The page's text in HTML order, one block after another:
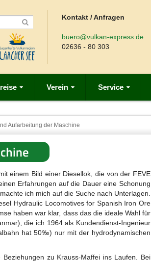
Kontakt / Anfragen
buero@vulkan-express.de
02636 - 80 303
Verein Service
Aufarbeitung der Maschine
einem Bild einer Diesellok, die von der FEVE
Erfahrungen auf die Dauer eine Schonung
ich mich auf die Suche nach Unterlagen.
Hydraulic Locomotives for Spanish Iron Ore
haben war klar, dass das die ideale Wahl für
die ich 1964 als Kundendienst-Ingenieur
hat 50‰) nur mit der hydrodynamischen
zu Krauss-Maffei ins Laufen. Bei